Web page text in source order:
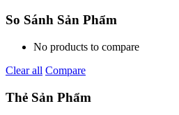
So Sánh Sản Phẩm
No products to compare
Clear all Compare
Thẻ Sản Phẩm